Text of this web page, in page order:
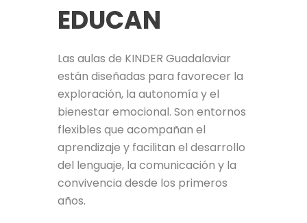
EDUCAN
Las aulas de KINDER Guadalaviar
están diseñadas para favorecer la
exploración, la autonomía y el
bienestar emocional. Son entornos
flexibles que acompañan el
aprendizaje y facilitan el desarrollo
del lenguaje, la comunicación y la
convivencia desde los primeros
años.